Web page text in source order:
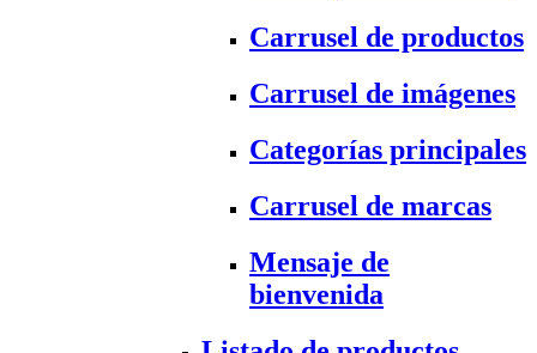
Carrusel de productos
Carrusel de imágenes
Categorías principales
Carrusel de marcas
Mensaje de
bienvenida